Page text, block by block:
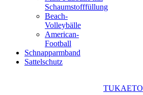
Schaumstofffüllung
Beach-
Volleybälle
American-
Football
Schnapparmband
Sattelschutz
TUKAETO